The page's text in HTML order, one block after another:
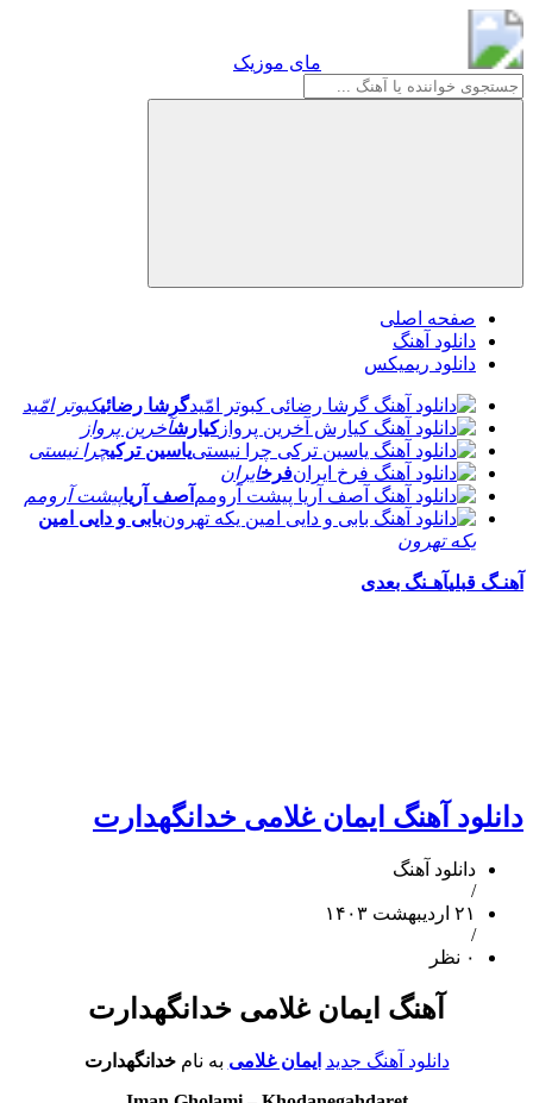
مای موزیک
صفحه اصلی
دانلود آهنگ
دانلود ریمیکس
گرشا رضائیکبوتر امّید
کیارشآخرین پرواز
یاسین ترکیچرا نیستی
فرخایران
آصف آریاپیشت آرومم
بابی و دایی امین
یکه تهرون
آهنـگ قبلیآهـنگ بعدی
دانلود آهنگ ایمان غلامی خدانگهدارت
دانلود آهنگ
/
۲۱ اردیبهشت ۱۴۰۳
/
۰ نظر
آهنگ ایمان غلامی خدانگهدارت
دانلود آهنگ جدید ایمان غلامی به نامخدانگهدارت